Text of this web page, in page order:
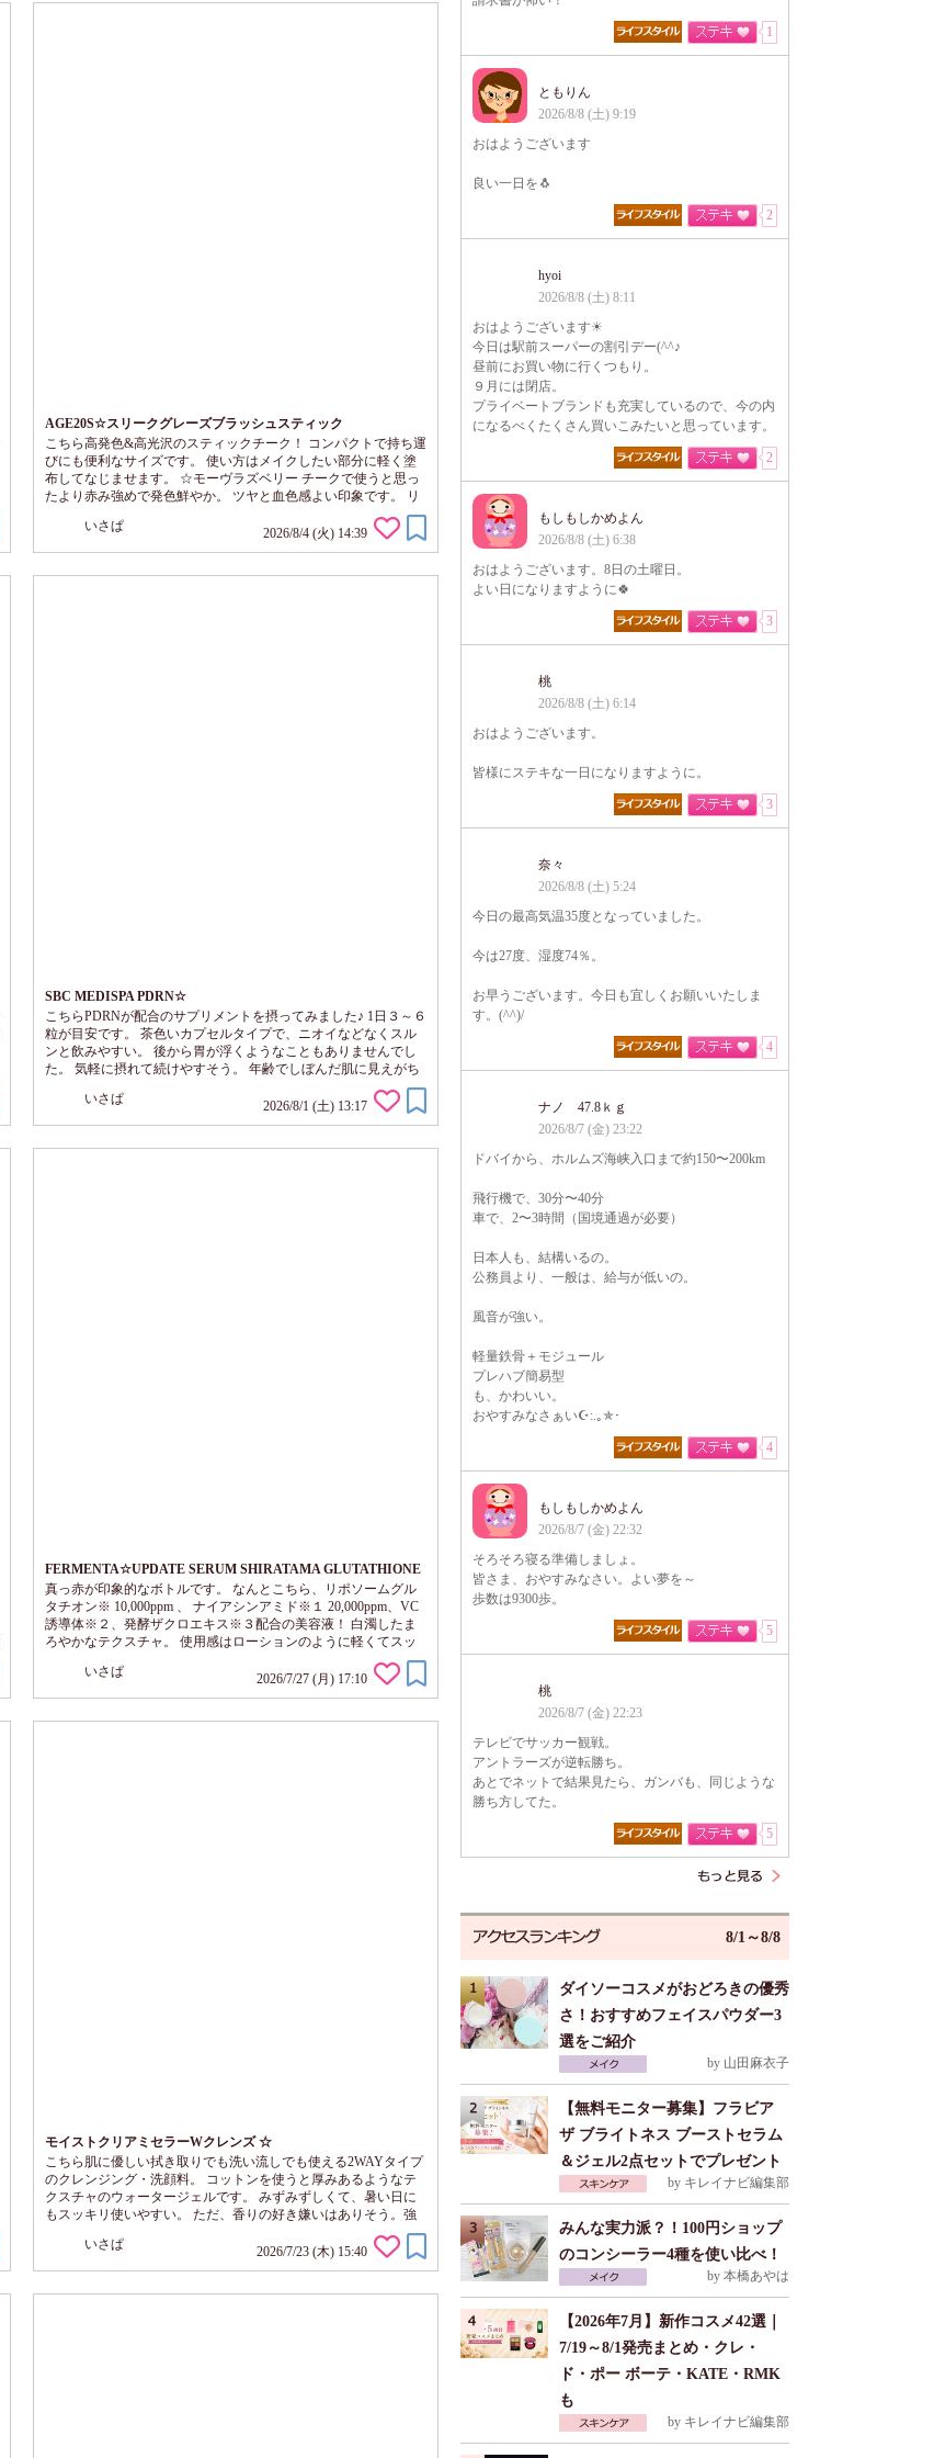
AGE20S☆スリークグレーズブラッシュスティック
こちら高発色&高光沢のスティックチーク！ コンパクトで持ち運
びにも便利なサイズです。 使い方はメイクしたい部分に軽く塗
布してなじませます。 ☆モーヴラズベリー チークで使うと思っ
たより赤み強めで発色鮮やか。 ツヤと血色感よい印象です。 リ
ップではローズピンクっぽい発色。 ☆ローズラテブラウン ３色
の中で発色が一番控えめ、抜け感あるブラウン系のハイライトな
印象。 リップに使うとベージュっぽい発色に見えました。 ☆ウ
いさぱ 2026/8/4 (火) 14:39
SBC MEDISPA PDRN☆
こちらPDRNが配合のサプリメントを摂ってみました♪ 1日３～６
粒が目安です。 茶色いカプセルタイプで、ニオイなどなくスル
ンと飲みやすい。 後から胃が浮くようなこともありませんでし
た。 気軽に摂れて続けやすそう。 年齢でしぼんだ肌に見えがち
なので・・ ハリツヤ、弾力のある印象のために毎日続けたいで
いさぱ 2026/8/1 (土) 13:17
FERMENTA☆UPDATE SERUM SHIRATAMA GLUTATHIONE
真っ赤が印象的なボトルです。 なんとこちら、リポソームグル
タチオン※ 10,000ppm 、 ナイアシンアミド※１ 20,000ppm、VC
誘導体※２、発酵ザクロエキス※３配合の美容液！ 白濁したま
ろやかなテクスチャ。 使用感はローションのように軽くてスッ
キリしながら、濃厚に肌になじみます！ そしてゼラニウムやサ
ンダルウッドの絶妙にブレンドされたフレッシュブーケパンチの
香りが、心地いいです。大好き・・・コロンとか出ないかなぁ。
いさぱ 2026/7/27 (月) 17:10
モイストクリアミセラーWクレンズ ☆
こちら肌に優しい拭き取りでも洗い流しでも使える2WAYタイプ
のクレンジング・洗顔料。 コットンを使うと厚みあるようなテ
クスチャのウォータージェルです。 みずみずしくて、暑い日に
もスッキリ使いやすい。 ただ、香りの好き嫌いはありそう。強
め。 拭き取りだとダイレクトに香りが残るのが苦手で、洗い流
しています。 それでも残ります。そして突っ張らないけど、少
しキシキシする。 これが気にならない方には使いやすいかも。
いさぱ 2026/7/23 (木) 15:40
1
ともりん
2026/8/8 (土) 9:19
おはようございます
良い一日を🐧
2
hyoi
2026/8/8 (土) 8:11
おはようございます☀
今日は駅前スーパーの割引デー(^^♪
昼前にお買い物に行くつもり。
９月には閉店。
プライベートブランドも充実しているので、今の内
になるべくたくさん買いこみたいと思っています。
2
もしもしかめよん
2026/8/8 (土) 6:38
おはようございます。8日の土曜日。
よい日になりますように🍀
3
桃
2026/8/8 (土) 6:14
おはようございます。
皆様にステキな一日になりますように。
3
奈々
2026/8/8 (土) 5:24
今日の最高気温35度となっていました。
今は27度、湿度74％。
お早うございます。今日も宜しくお願いいたしま
す。(^^)/
4
ナノ 47.8ｋｇ
2026/8/7 (金) 23:22
ドバイから、ホルムズ海峡入口まで約150〜200km
飛行機で、30分〜40分
車で、2〜3時間（国境通過が必要）
日本人も、結構いるの。
公務員より、一般は、給与が低いの。
風音が強い。
軽量鉄骨＋モジュール
プレハブ簡易型
も、かわいい。
おやすみなさぁい☪:.｡✯･
4
もしもしかめよん
2026/8/7 (金) 22:32
そろそろ寝る準備しましょ。
皆さま、おやすみなさい。よい夢を～
歩数は9300歩。
5
桃
2026/8/7 (金) 22:23
テレビでサッカー観戦。
アントラーズが逆転勝ち。
あとでネットで結果見たら、ガンバも、同じような
勝ち方してた。
5
8/1～8/8
ダイソーコスメがおどろきの優秀
さ！おすすめフェイスパウダー3
選をご紹介
by 山田麻衣子
【無料モニター募集】フラビア
ザ ブライトネス ブーストセラム
＆ジェル2点セットでプレゼント
by キレイナビ編集部
みんな実力派？！100円ショップ
のコンシーラー4種を使い比べ！
by 本橋あやは
【2026年7月】新作コスメ42選｜
7/19～8/1発売まとめ・クレ・
ド・ポー ボーテ・KATE・RMK
も
by キレイナビ編集部